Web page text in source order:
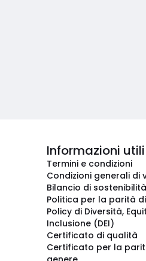
Informazioni utili
Termini e condizioni
Condizioni generali di
Bilancio di sostenibilità
Politica per la parità
Policy di Diversità,
Inclusione (DEI)
Certificato di qualità
Certificato per la